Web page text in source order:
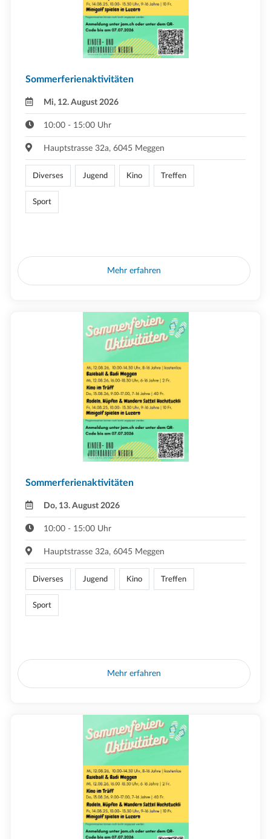
Sommerferienaktivitäten
Mi, 12. August 2026
10:00 - 15:00 Uhr
Hauptstrasse 32a, 6045 Meggen
Diverses Jugend Kino Treffen
Sport
Mehr erfahren
Sommerferienaktivitäten
Do, 13. August 2026
10:00 - 15:00 Uhr
Hauptstrasse 32a, 6045 Meggen
Diverses Jugend Kino Treffen
Sport
Mehr erfahren